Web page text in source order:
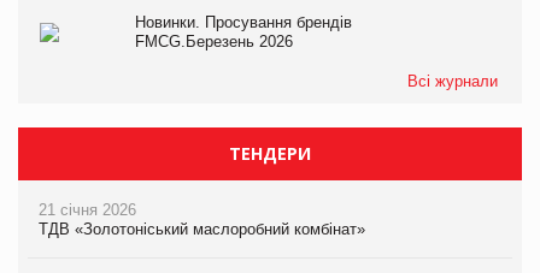
Новинки. Просування брендів
FMCG.Березень 2026
Всі журнали
ТЕНДЕРИ
21 січня 2026
ТДВ «Золотоніський маслоробний комбінат»